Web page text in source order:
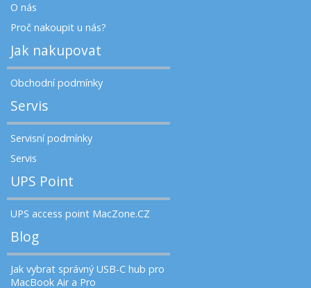
O nás
Proč nakoupit u nás?
Jak nakupovat
Obchodní podmínky
Servis
Servisní podmínky
Servis
UPS Point
UPS access point MacZone.CZ
Blog
Jak vybrat správný USB-C hub pro
MacBook Air a Pro